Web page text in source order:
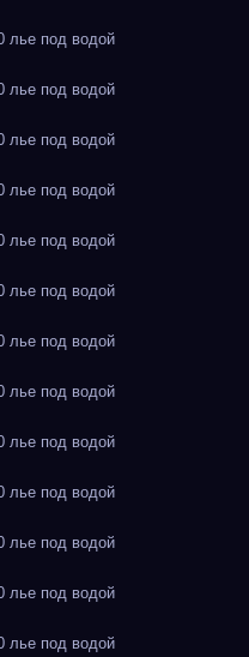
под водой
под водой
под водой
под водой
под водой
под водой
под водой
под водой
под водой
под водой
под водой
под водой
под водой